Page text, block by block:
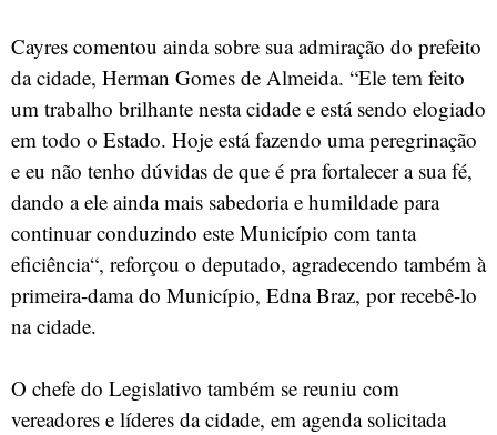
Cayres comentou ainda sobre sua admiração do prefeito
da cidade, Herman Gomes de Almeida. “Ele tem feito
um trabalho brilhante nesta cidade e está sendo elogiado
em todo o Estado. Hoje está fazendo uma peregrinação
e eu não tenho dúvidas de que é pra fortalecer a sua fé,
dando a ele ainda mais sabedoria e humildade para
continuar conduzindo este Município com tanta
eficiência“, reforçou o deputado, agradecendo também à
primeira-dama do Município, Edna Braz, por recebê-lo
na cidade.
O chefe do Legislativo também se reuniu com
vereadores e líderes da cidade, em agenda solicitada